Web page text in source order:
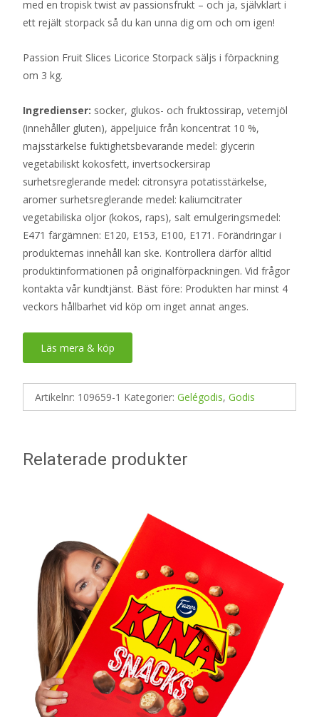
med en tropisk twist av passionsfrukt – och ja, självklart i
ett rejält storpack så du kan unna dig om och om igen!
Passion Fruit Slices Licorice Storpack säljs i förpackning
om 3 kg.
Ingredienser: socker, glukos- och fruktossirap, vetemjöl
(innehåller gluten), äppeljuice från koncentrat 10 %,
majsstärkelse fuktighetsbevarande medel: glycerin
vegetabiliskt kokosfett, invertsockersirap
surhetsreglerande medel: citronsyra potatisstärkelse,
aromer surhetsreglerande medel: kaliumcitrater
vegetabiliska oljor (kokos, raps), salt emulgeringsmedel:
E471 färgämnen: E120, E153, E100, E171. Förändringar i
produkternas innehåll kan ske. Kontrollera därför alltid
produktinformationen på originalförpackningen. Vid frågor
kontakta vår kundtjänst. Bäst före: Produkten har minst 4
veckors hållbarhet vid köp om inget annat anges.
Läs mera & köp
Artikelnr: 109659-1 Kategorier: Gelégodis, Godis
Relaterade produkter